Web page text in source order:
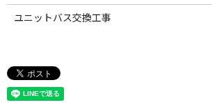
ユニットバス交換工事